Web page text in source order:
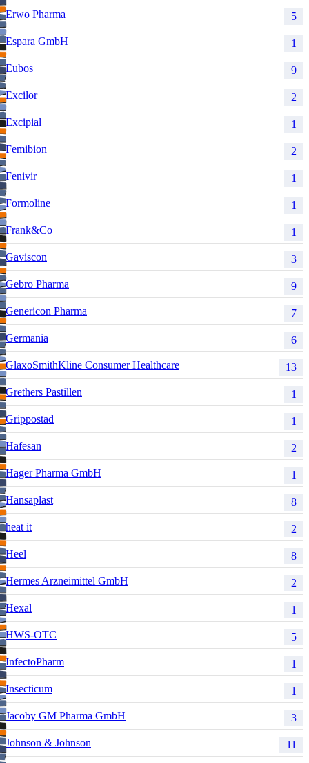
Erwo Pharma 5
Espara GmbH 1
Eubos 9
Excilor 2
Excipial 1
Femibion 2
Fenivir 1
Formoline 1
Frank&Co 1
Gaviscon 3
Gebro Pharma 9
Genericon Pharma 7
Germania 6
GlaxoSmithKline Consumer Healthcare 13
Grethers Pastillen 1
Grippostad 1
Hafesan 2
Hager Pharma GmbH 1
Hansaplast 8
heat it 2
Heel 8
Hermes Arzneimittel GmbH 2
Hexal 1
HWS-OTC 5
InfectoPharm 1
Insecticum 1
Jacoby GM Pharma GmbH 3
Johnson & Johnson 11